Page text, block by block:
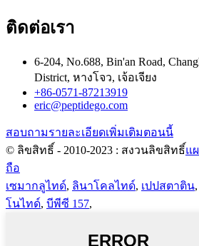
ติดต่อเรา
6-204, No.688, Bin'an Road,
District, หางโจว, เจ้อเจียง
+86-0571-87213919
eric@peptidego.com
สอบถามรายละเอียดเพิ่มเติมตอนนี้
© ลิขสิทธิ์ - 2010-2023 : สงวนลิขสิทธิ์แ
ถือ
เซมากลูไทด์, ลินาโคลไทด์, เปปสตาติน,
โนไทด์, บีพีซี 157,